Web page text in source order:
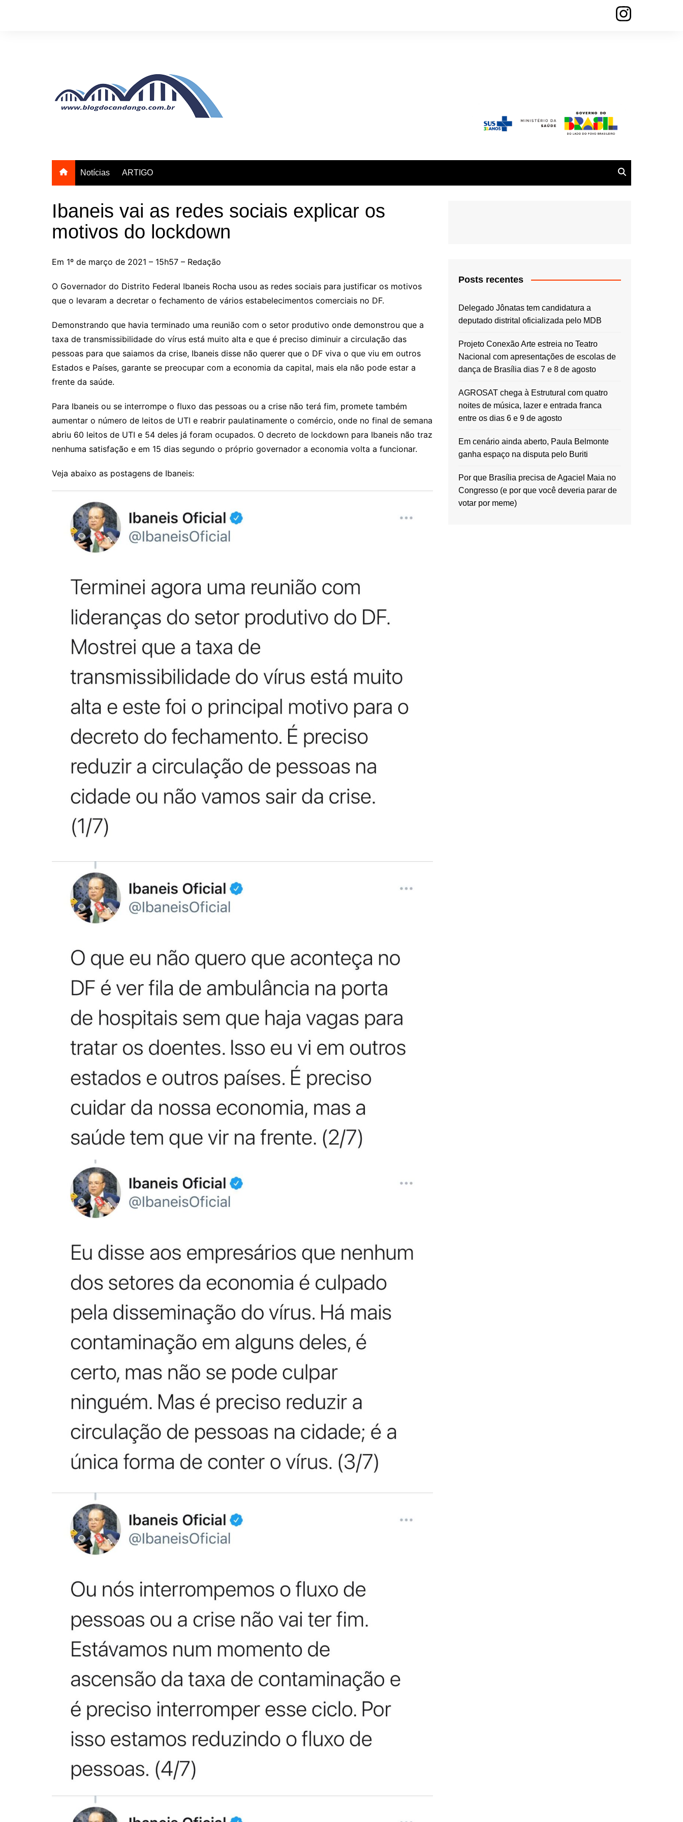
Notícias ARTIGO
Ibaneis vai as redes sociais explicar os
motivos do lockdown
Em 1º de março de 2021 – 15h57 – Redação
O Governador do Distrito Federal Ibaneis Rocha usou as redes sociais para justificar os motivos
que o levaram a decretar o fechamento de vários estabelecimentos comerciais no DF.
Demonstrando que havia terminado uma reunião com o setor produtivo onde demonstrou que a
taxa de transmissibilidade do vírus está muito alta e que é preciso diminuir a circulação das
pessoas para que saiamos da crise, Ibaneis disse não querer que o DF viva o que viu em outros
Estados e Países, garante se preocupar com a economia da capital, mais ela não pode estar a
frente da saúde.
Para Ibaneis ou se interrompe o fluxo das pessoas ou a crise não terá fim, promete também
aumentar o número de leitos de UTI e reabrir paulatinamente o comércio, onde no final de semana
abriu 60 leitos de UTI e 54 deles já foram ocupados. O decreto de lockdown para Ibaneis não traz
nenhuma satisfação e em 15 dias segundo o próprio governador a economia volta a funcionar.
Veja abaixo as postagens de Ibaneis:
Posts recentes
Delegado Jônatas tem candidatura a
deputado distrital oficializada pelo MDB
Projeto Conexão Arte estreia no Teatro
Nacional com apresentações de escolas de
dança de Brasília dias 7 e 8 de agosto
AGROSAT chega à Estrutural com quatro
noites de música, lazer e entrada franca
entre os dias 6 e 9 de agosto
Em cenário ainda aberto, Paula Belmonte
ganha espaço na disputa pelo Buriti
Por que Brasília precisa de Agaciel Maia no
Congresso (e por que você deveria parar de
votar por meme)